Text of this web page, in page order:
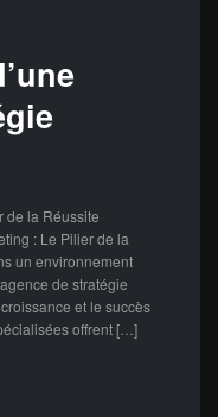
de la Réussite
: Le Pilier de la
un environnement
de stratégie
et le succès
offrent […]